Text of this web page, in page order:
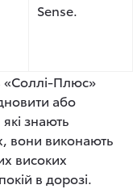
Sense.
«Соллі-Плюс»
або
знають
вони виконають
високих
в дорозі.